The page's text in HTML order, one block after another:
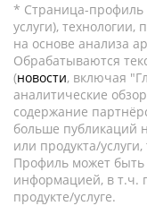
* Страница-профиль
услуги), технологии,
на основе анализа
Обрабатываются
(новости, включая
аналитические
содержание
больше публикаций
или продукта/
Профиль может быть
информацией, в т.ч.
продукте/услуге.